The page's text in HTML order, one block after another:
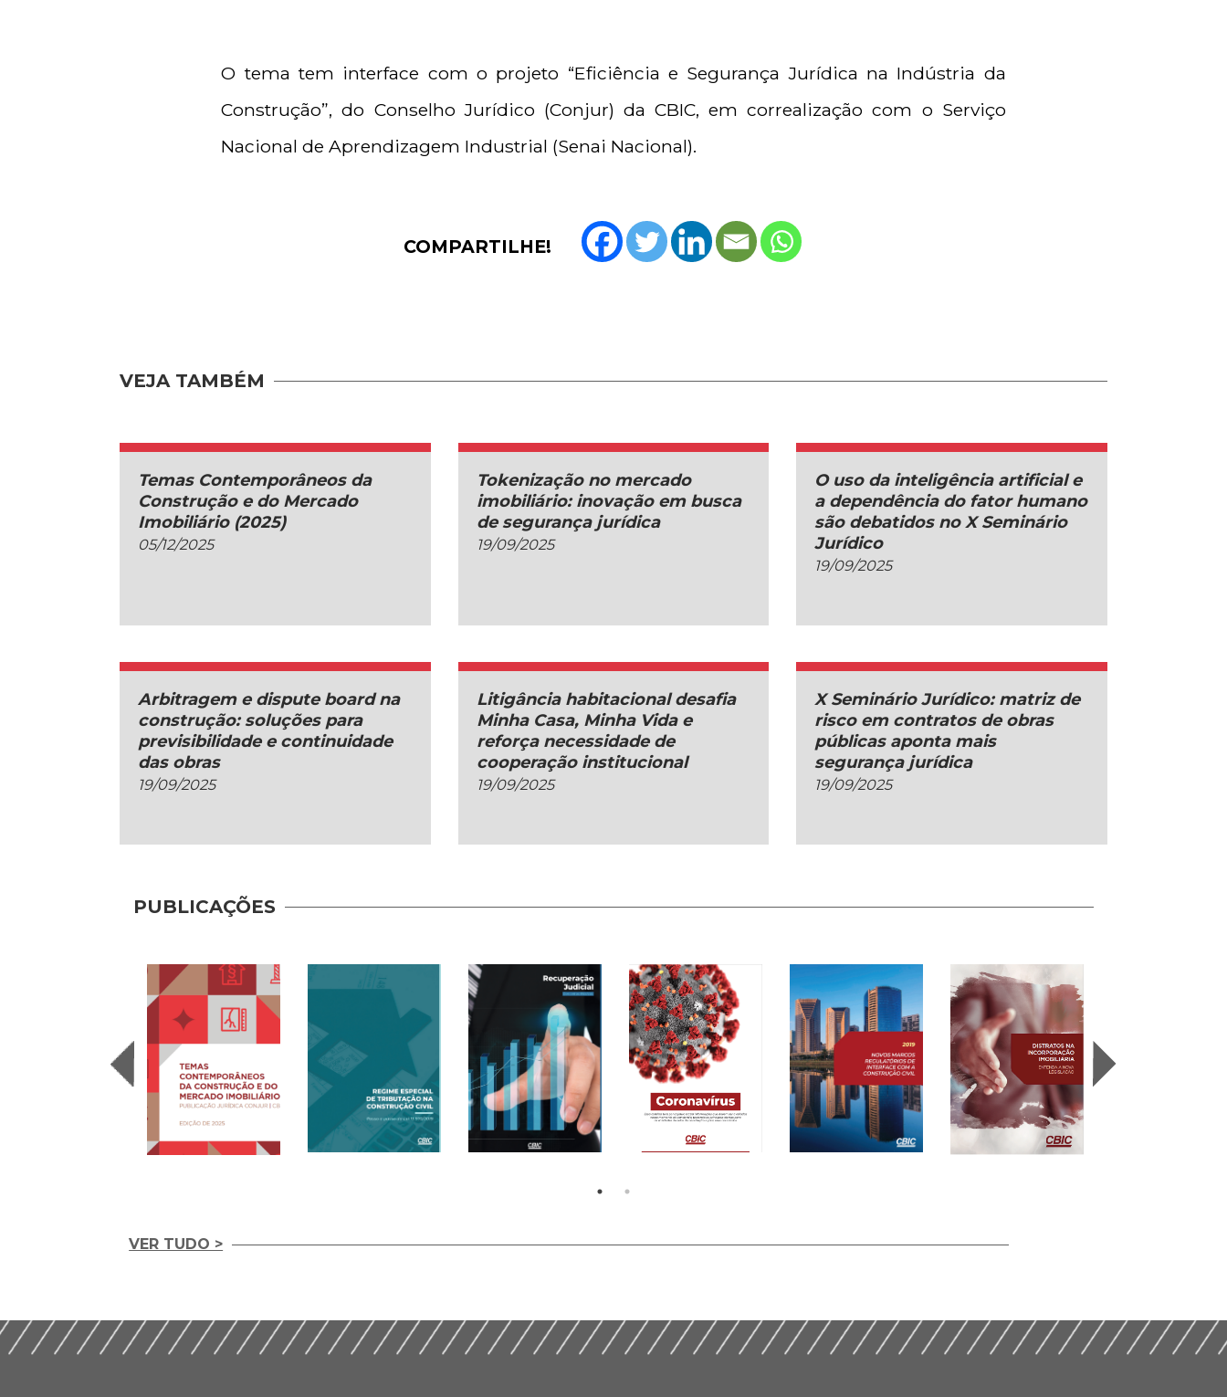
O tema tem interface com o projeto “Eficiência e Segurança Jurídica na Indústria da
Construção”, do Conselho Jurídico (Conjur) da CBIC, em correalização com o Serviço
Nacional de Aprendizagem Industrial (Senai Nacional).
COMPARTILHE!
VEJA TAMBÉM
Temas Contemporâneos da
Construção e do Mercado
Imobiliário (2025)
05/12/2025
Tokenização no mercado
imobiliário: inovação em busca
de segurança jurídica
19/09/2025
O uso da inteligência artificial e
a dependência do fator humano
são debatidos no X Seminário
Jurídico
19/09/2025
Arbitragem e dispute board na
construção: soluções para
previsibilidade e continuidade
das obras
19/09/2025
Litigância habitacional desafia
Minha Casa, Minha Vida e
reforça necessidade de
cooperação institucional
19/09/2025
X Seminário Jurídico: matriz de
risco em contratos de obras
públicas aponta mais
segurança jurídica
19/09/2025
PUBLICAÇÕES
(2025)
(2020)
(2020)
sobre o Coronavírus
Construção Civil (2019)
Incorporação
Imobiliária (2019)
Patrimônio de
Afetação (2019)
VER TUDO >